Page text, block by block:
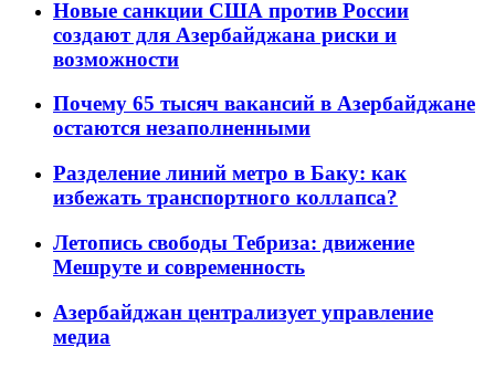
Новые санкции США против России
создают для Азербайджана риски и
возможности
Почему 65 тысяч вакансий в Азербайджане
остаются незаполненными
Разделение линий метро в Баку: как
избежать транспортного коллапса?
Летопись свободы Тебриза: движение
Мешруте и современность
Азербайджан централизует управление
медиа